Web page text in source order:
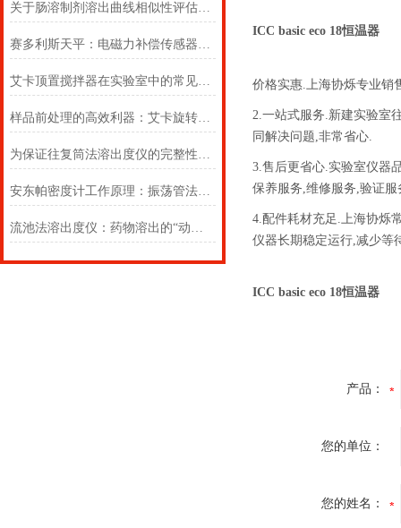
关于肠溶制剂溶出曲线相似性评估的几点看法
赛多利斯天平：电磁力补偿传感器原理与精密称量技术应用
艾卡顶置搅拌器在实验室中的常见用途
样品前处理的高效利器：艾卡旋转蒸发仪的技术架构与应用实践
为保证往复筒法溶出度仪的完整性，使用之前需检查哪些项目？
安东帕密度计工作原理：振荡管法的科学精髓
流池法溶出度仪：药物溶出的“动态监测者”
ICC basic eco 18恒温器
价格实惠.上海协烁专业销
2.一站式服务.新建实验室
同解决问题,非常省心.
3.售后更省心.实验室仪器
保养服务,维修服务,验证
4.配件耗材充足.上海协烁
仪器长期稳定运行,减少等
ICC basic eco 18恒温器
产品：
您的单位：
您的姓名：